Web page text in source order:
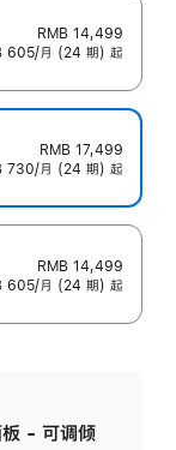
RMB 14,499
605/月 (24 期) 起
RMB 17,499
730/月 (24 期) 起
RMB 14,499
605/月 (24 期) 起
- 可调倾